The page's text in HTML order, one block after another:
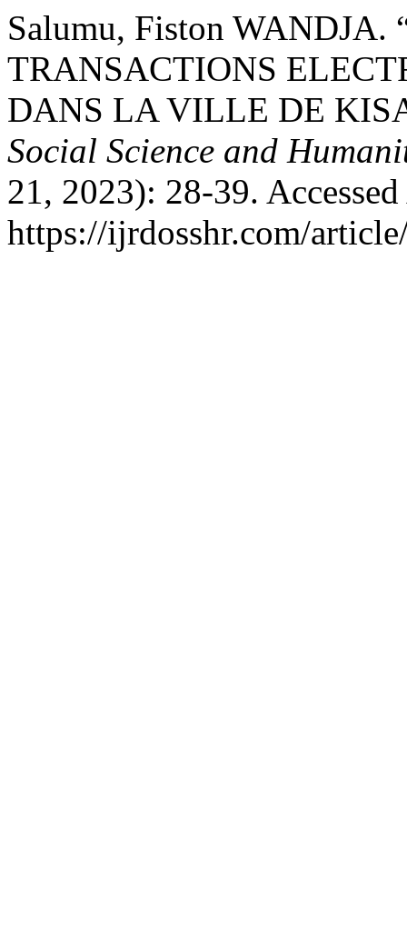
Salumu, Fiston
TRANSACTIONS
DANS LA VILLE DE
Social Science and
21, 2023): 28-39.
https://ijrdosshr.com/